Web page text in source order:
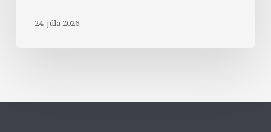
24. júla 2026